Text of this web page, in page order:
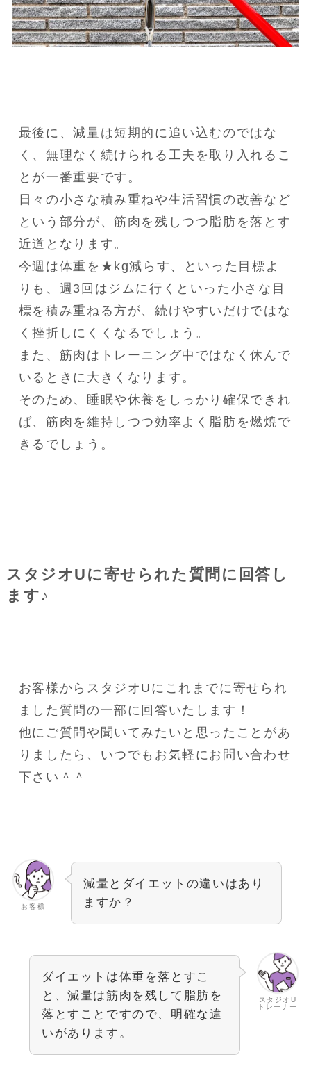
最後に、減量は短期的に追い込むのではな
く、無理なく続けられる工夫を取り入れるこ
とが一番重要です。
日々の小さな積み重ねや生活習慣の改善など
という部分が、筋肉を残しつつ脂肪を落とす
近道となります。
今週は体重を★kg減らす、といった目標よ
りも、週3回はジムに行くといった小さな目
標を積み重ねる方が、続けやすいだけではな
く挫折しにくくなるでしょう。
また、筋肉はトレーニング中ではなく休んで
いるときに大きくなります。
そのため、睡眠や休養をしっかり確保できれ
ば、筋肉を維持しつつ効率よく脂肪を燃焼で
きるでしょう。
スタジオUに寄せられた質問に回答し
ます♪
お客様からスタジオUにこれまでに寄せられ
ました質問の一部に回答いたします！
他にご質問や聞いてみたいと思ったことがあ
りましたら、いつでもお気軽にお問い合わせ
下さい＾＾
お客様
減量とダイエットの違いはあり
ますか？
スタジオU
トレーナー
ダイエットは体重を落とすこ
と、減量は筋肉を残して脂肪を
落とすことですので、明確な違
いがあります。